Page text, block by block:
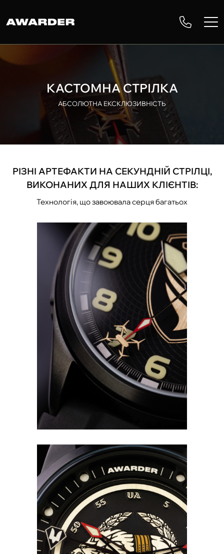
КАСТОМНА СТРІЛКА
АБСОЛЮТНА ЕКСКЛЮЗИВНІСТЬ
РІЗНІ АРТЕФАКТИ НА СЕКУНДНІЙ СТРІЛЦІ,
ВИКОНАНИХ ДЛЯ НАШИХ КЛІЄНТІВ:
Технологія, що завоювала серця багатьох